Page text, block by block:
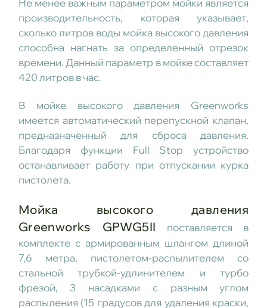
Не менее важным параметром мойки является
производительность, которая указывает,
сколько литров воды мойка высокого давления
способна нагнать за определенный отрезок
времени. Данный параметр в мойке составляет
420 литров в час.
В мойке высокого давления Greenworks
имеется автоматический перепускной клапан,
предназначенный для сброса давления.
Благодаря функции Full Stop устройство
останавливает работу при отпускании курка
пистолета.
Мойка высокого давления
Greenworks GPWG5II поставляется в
комплекте с армированным шлангом длиной
7,6 метра, пистолетом-распылителем со
стальной трубкой-удлинителем и турбо
фрезой, 3 насадками с разным углом
распыления (15 градусов для удаления краски,